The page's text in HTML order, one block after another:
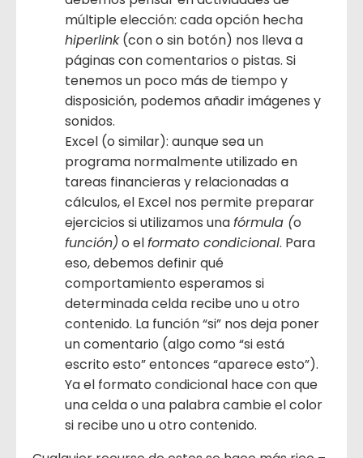
múltiple elección: cada opción hecha
hiperlink(con o sin botón) nos lleva a
páginas con comentarios o pistas. Si
tenemos un poco más de tiempo y
disposición, podemos añadir imágenes y
sonidos.
Excel (o similar): aunque sea un
programa normalmente utilizado en
tareas financieras y relacionadas a
cálculos, el Excel nos permite preparar
ejercicios si utilizamos unafórmula (o
función) o elformato condicional. Para
eso, debemos definir qué
comportamiento esperamos si
determinada celda recibe uno u otro
contenido. La función “si” nos deja poner
un comentario (algo como “si está
escrito esto” entonces “aparece esto”).
Ya el formato condicional hace con que
una celda o una palabra cambie el color
si recibe uno u otro contenido.